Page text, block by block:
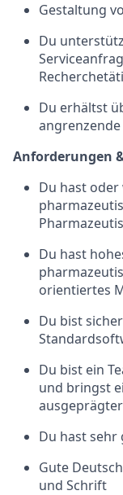
Gestaltung
Du
Du erhältst
Anforderungen
Du hast
Du hast
orientiertes
Du bist
Du bist ein
und bringst
Du hast
Gute
und Schrift